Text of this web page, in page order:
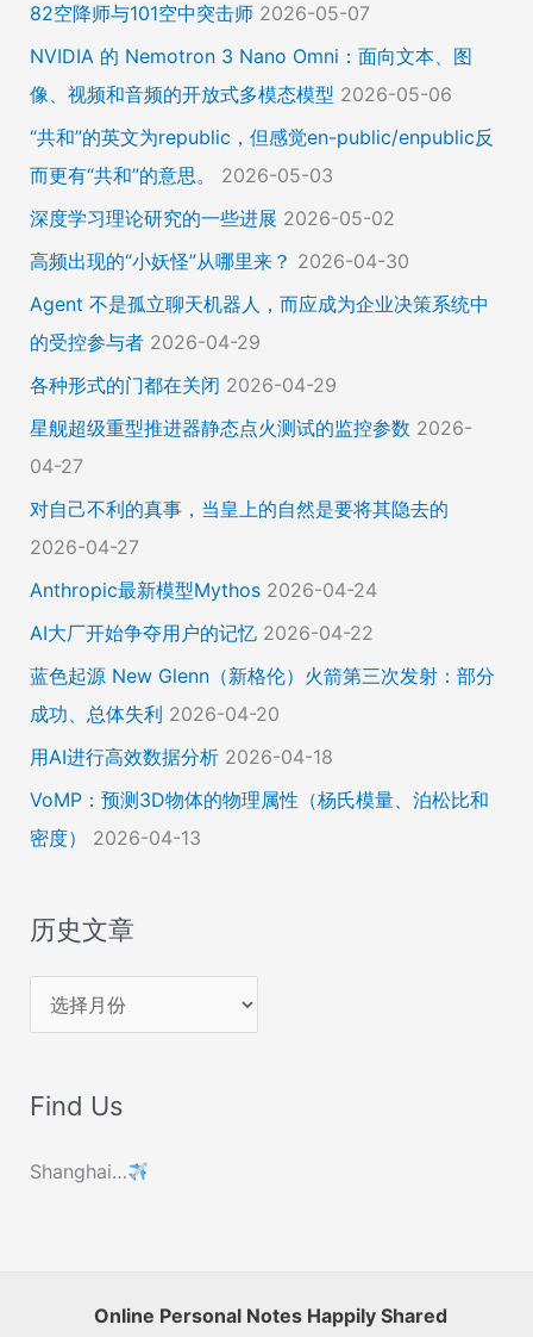
82空降师与101空中突击师 2026-05-07
NVIDIA 的 Nemotron 3 Nano Omni：面向文本、图
像、视频和音频的开放式多模态模型 2026-05-06
“共和”的英文为republic，但感觉en-public/enpublic反
而更有“共和”的意思。
2026-05-03
深度学习理论研究的一些进展 2026-05-02
高频出现的“小妖怪”从哪里来？ 2026-04-30
Agent 不是孤立聊天机器人，而应成为企业决策系统中
的受控参与者 2026-04-29
各种形式的门都在关闭 2026-04-29
星舰超级重型推进器静态点火测试的监控参数 2026-
04-27
对自己不利的真事，当皇上的自然是要将其隐去的
2026-04-27
Anthropic最新模型Mythos 2026-04-24
AI大厂开始争夺用户的记忆 2026-04-22
蓝色起源 New Glenn（新格伦）火箭第三次发射：部分
成功、总体失利 2026-04-20
用AI进行高效数据分析 2026-04-18
VoMP：预测3D物体的物理属性（杨氏模量、泊松比和
密度）
2026-04-13
历史文章
史
章
Find Us
Shanghai…
Online Personal Notes Happily Shared